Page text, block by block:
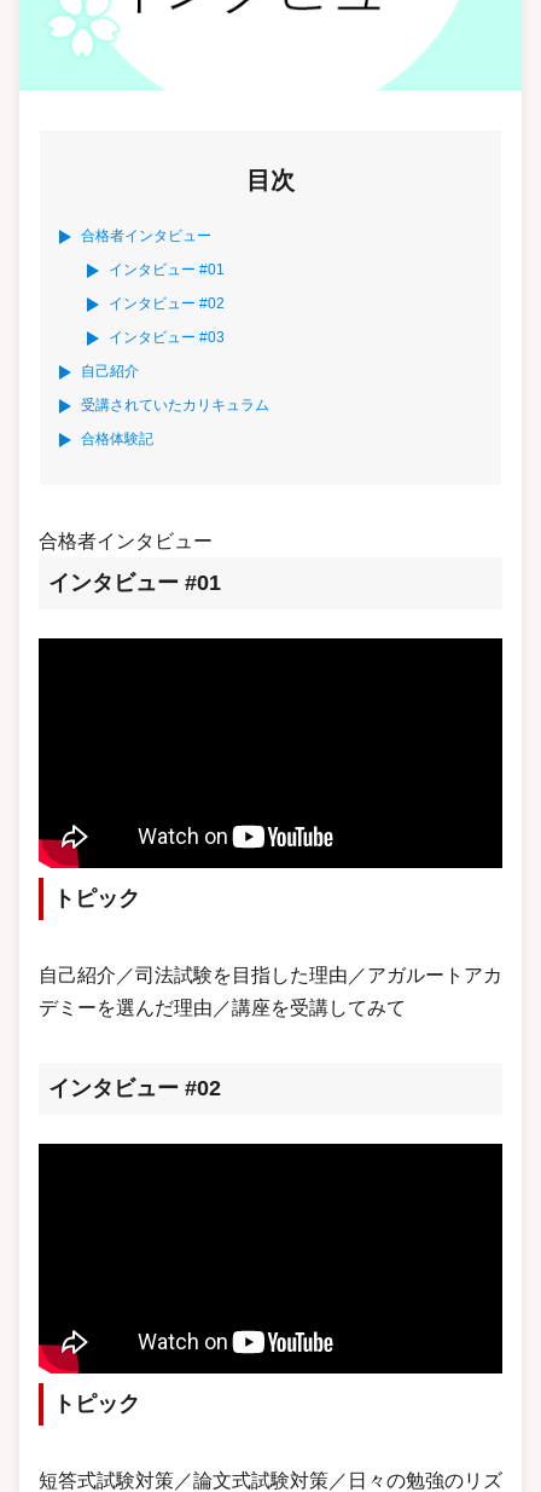
目次
合格者インタビュー
インタビュー #01
インタビュー #02
インタビュー #03
自己紹介
受講されていたカリキュラム
合格体験記
合格者インタビュー
インタビュー #01
トピック
自己紹介／司法試験を目指した理由／アガルートアカ
デミーを選んだ理由／講座を受講してみて
インタビュー #02
トピック
短答式試験対策／論文式試験対策／日々の勉強のリズ